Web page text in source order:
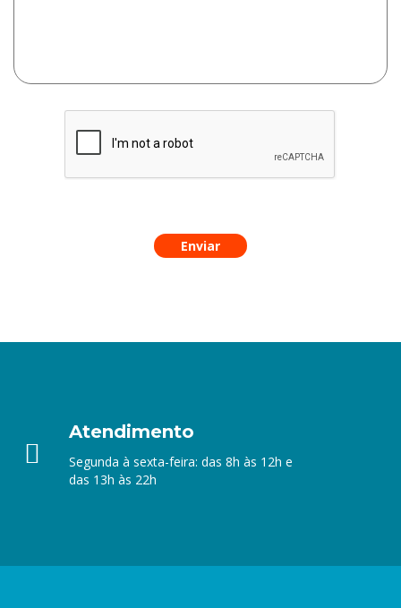
Enviar
Atendimento
Segunda à sexta-feira: das 8h às 12h e
das 13h às 22h